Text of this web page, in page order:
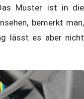
Muster ist in die
bemerkt man,
lässt es aber nicht